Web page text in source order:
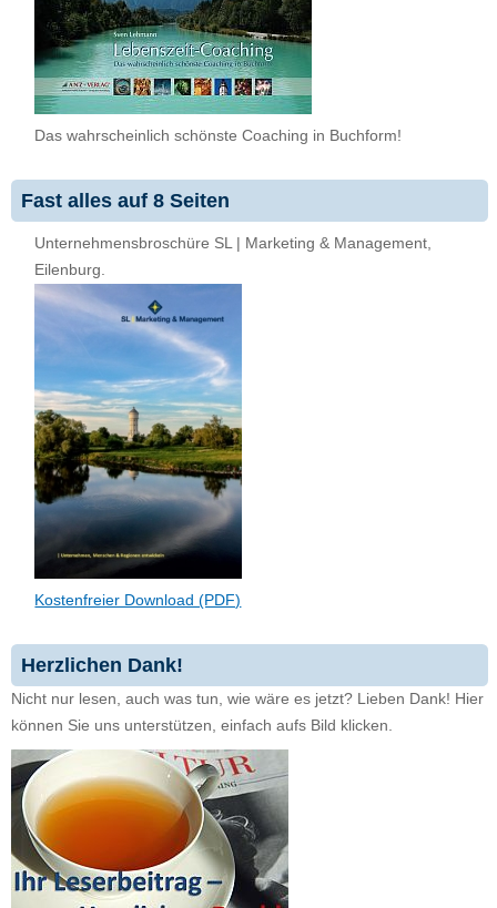
Das wahrscheinlich schönste Coaching in Buchform!
Fast alles auf 8 Seiten
Unternehmensbroschüre SL | Marketing & Management,
Eilenburg.
Kostenfreier Download (PDF)
Herzlichen Dank!
Nicht nur lesen, auch was tun, wie wäre es jetzt? Lieben Dank! Hier
können Sie uns unterstützen, einfach aufs Bild klicken.